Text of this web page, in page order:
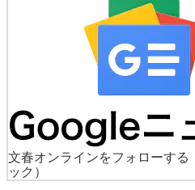
文春オンラインをフォローする
ック）